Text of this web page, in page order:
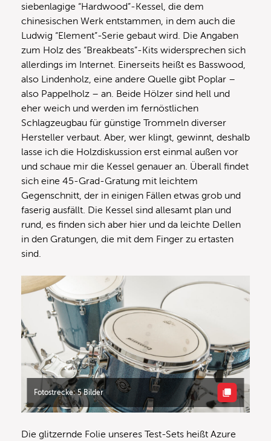
siebenlagige “Hardwood”-Kessel, die dem
chinesischen Werk entstammen, in dem auch die
Ludwig “Element”-Serie gebaut wird. Die Angaben
zum Holz des “Breakbeats”-Kits widersprechen sich
allerdings im Internet. Einerseits heißt es Basswood,
also Lindenholz, eine andere Quelle gibt Poplar –
also Pappelholz – an. Beide Hölzer sind hell und
eher weich und werden im fernöstlichen
Schlagzeugbau für günstige Trommeln diverser
Hersteller verbaut. Aber, wer klingt, gewinnt, deshalb
lasse ich die Holzdiskussion erst einmal außen vor
und schaue mir die Kessel genauer an. Überall findet
sich eine 45-Grad-Gratung mit leichtem
Gegenschnitt, der in einigen Fällen etwas grob und
faserig ausfällt. Die Kessel sind allesamt plan und
rund, es finden sich aber hier und da leichte Dellen
in den Gratungen, die mit dem Finger zu ertasten
sind.
Fotostrecke: 5 Bilder
Die glitzernde Folie unseres Test-Sets heißt Azure